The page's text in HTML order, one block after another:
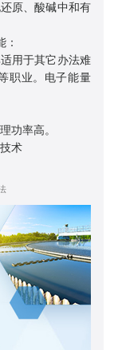
原、酸碱中和有
技能：
用于其它办法难
职业。电子能量
功率高。
术